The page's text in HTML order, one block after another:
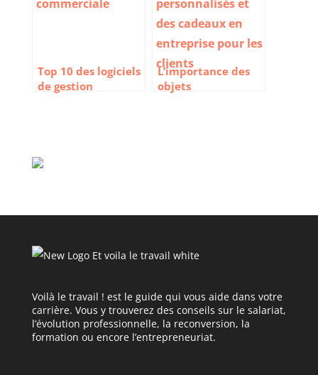
Top 10 des logiciels
de gestion
L’importance des
objets
Voilà le travail ! est le guide qui vous aide dans votre
carrière. Vous y trouverez des conseils sur le salariat,
l’évolution professionnelle, la reconversion, la
formation ou encore l’entrepreneuriat.